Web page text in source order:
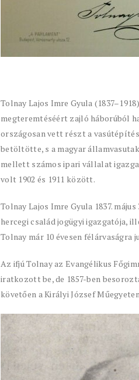
Tolnay Lajos Imre Gyula
megteremtéséért zajló háborúból
országosan vett részt a
betöltötte, s a magyar
mellett számos ipari vállalat
volt 1902 és 1911 között.
Tolnay Lajos Imre Gyula 1837.
hercegi család jogügyi igazgatója,
Tolnay már 10 évesen félárvaságra
Az ifjú Tolnay az Evangélikus
iratkozott be, de 1857-ben
követően a Királyi József